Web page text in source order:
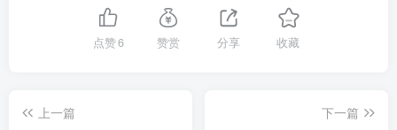
点赞6 赞赏 分享 收藏
上一篇
下一篇